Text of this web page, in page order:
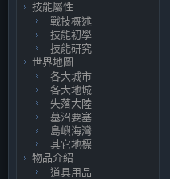
技能屬性
戰技概述
技能初學
技能研究
世界地圖
各大城市
各大地城
失落大陸
墓沼要塞
島嶼海灣
其它地標
物品介紹
道具用品